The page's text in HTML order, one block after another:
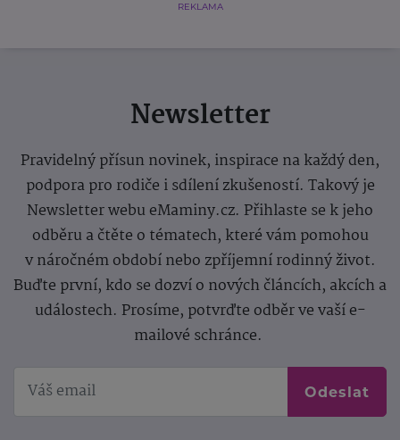
REKLAMA
Newsletter
Pravidelný přísun novinek, inspirace na každý den,
podpora pro rodiče i sdílení zkušeností. Takový je
Newsletter webu eMaminy.cz. Přihlaste se k jeho
odběru a čtěte o tématech, které vám pomohou
v náročném období nebo zpříjemní rodinný život.
Buďte první, kdo se dozví o nových článcích, akcích a
událostech. Prosíme, potvrďte odběr ve vaší e-
mailové schránce.
Odeslat